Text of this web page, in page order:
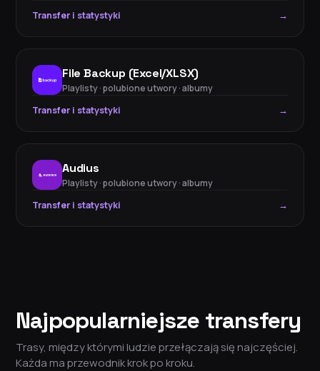
Transfer i statystyki →
File Backup (Excel/XLSX)
Playlisty · polubione utwory · albumy
Transfer i statystyki
→
Audius
Playlisty · polubione utwory · albumy
Transfer i statystyki
→
Najpopularniejsze transfery
Trasy, między którymi ludzie przełączają się najczęściej.
Każda ma przewodnik krok po kroku.